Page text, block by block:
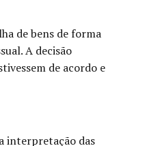
de bens de forma
A decisão
de acordo e
interpretação das